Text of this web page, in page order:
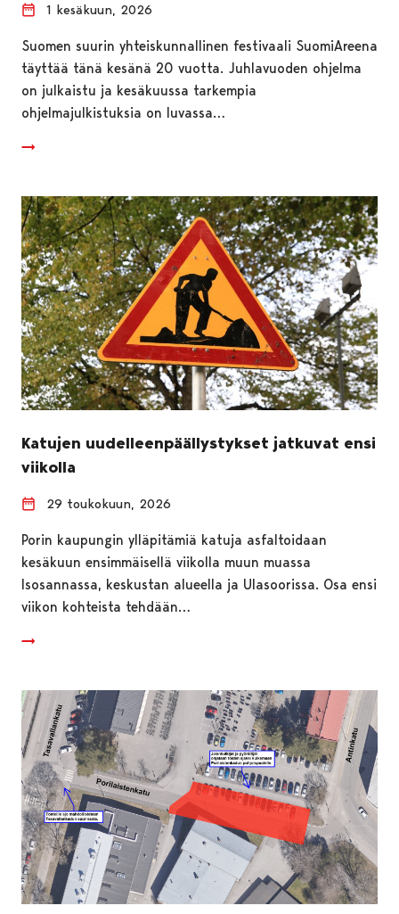
1 kesäkuun, 2026
Suomen suurin yhteiskunnallinen festivaali SuomiAreena
täyttää tänä kesänä 20 vuotta. Juhlavuoden ohjelma
on julkaistu ja kesäkuussa tarkempia
ohjelmajulkistuksia on luvassa…
Katujen uudelleenpäällystykset jatkuvat ensi
viikolla
29 toukokuun, 2026
Porin kaupungin ylläpitämiä katuja asfaltoidaan
kesäkuun ensimmäisellä viikolla muun muassa
Isosannassa, keskustan alueella ja Ulasoorissa. Osa ensi
viikon kohteista tehdään…